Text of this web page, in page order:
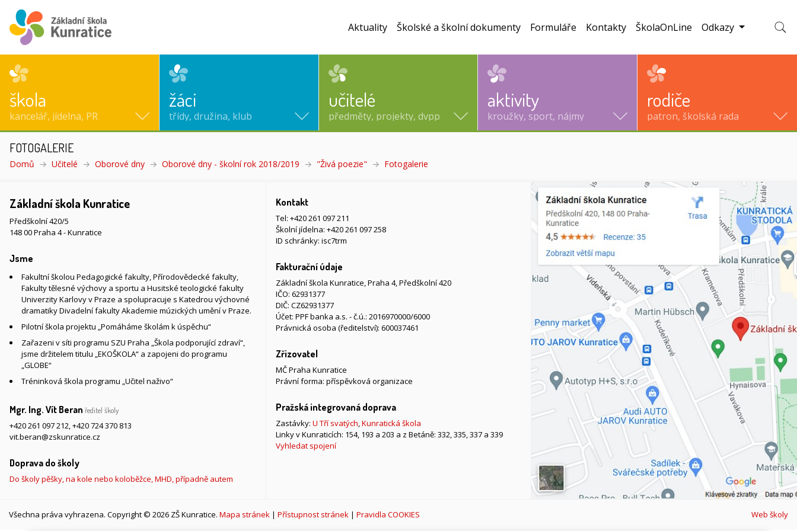
škola
kancelář, jídelna, PR
žáci
třídy, družina, klub
učitelé
předměty, projekty, dvpp
aktivity
kroužky, sport, nájmy
rodiče
patron, školská rada
Aktuality Školské a školní dokumenty Formuláře Kontakty ŠkolaOnLine Odkazy
FOTOGALERIE
Domů Učitelé Oborové dny Oborové dny - školní rok 2018/2019 "Živá poezie" Fotogalerie
Základní škola Kunratice
Předškolní 420/5
148 00 Praha 4 - Kunratice
Jsme
Fakultní školou Pedagogické fakulty, Přírodovědecké fakulty,
Fakulty tělesné výchovy a sportu a Husitské teologické fakulty
Univerzity Karlovy v Praze a spolupracuje s Katedrou výchovné
dramatiky Divadelní fakulty Akademie múzických umění v Praze.
Pilotní škola projektu „Pomáháme školám k úspěchu“
Zařazeni v síti programu SZU Praha „Škola podporující zdraví“,
jsme držitelem titulu „EKOŠKOLA“ a zapojeni do programu
„GLOBE“
Tréninková škola programu „Učitel naživo“
Mgr. Ing. Vít Beran ředitel školy
+420 261 097 212,+420 724 370 813
vit.beran@zskunratice.cz
Doprava do školy
Do školy pěšky, na kole nebo koloběžce, MHD, případně autem
Kontakt
Tel: +420 261 097 211
Školní jídelna: +420 261 097 258
ID schránky: isc7trm
Fakturační údaje
Základní škola Kunratice, Praha 4, Předškolní 420
IČO: 62931377
DIČ: CZ62931377
Účet: PPF banka a.s. - č.ú.: 2016970000/6000
Právnická osoba (ředitelství): 600037461
Zřizovatel
MČ Praha Kunratice
Právní forma: příspěvková organizace
Pražská integrovaná doprava
Zastávky: U Tří svatých,Kunratická škola
Linky v Kunraticích: 154, 193 a 203 a z Betáně: 332, 335, 337 a 339
Vyhledat spojení
Všechna práva vyhrazena. Copyright © 2026 ZŠ Kunratice. Mapa stránek | Přístupnost stránek | Pravidla COOKIES Web školy